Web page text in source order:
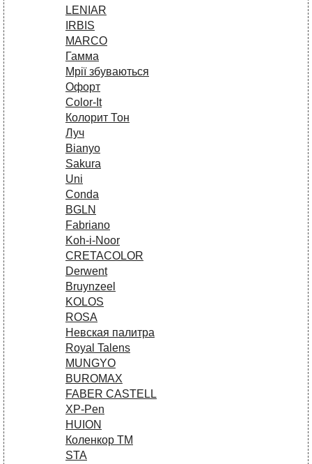
LENIAR
IRBIS
MARCO
Гамма
Мрії збуваються
Офорт
Сolor-It
Колорит Тон
Луч
Bianyo
Sakura
Uni
Conda
BGLN
Fabriano
Koh-i-Noor
CRETACOLOR
Derwent
Bruynzeel
KOLOS
ROSA
Невская палитра
Royal Talens
MUNGYO
BUROMAX
FABER CASTELL
XP-Pen
HUION
Коленкор ТМ
STA